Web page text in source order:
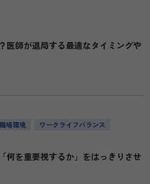
医師が退局する最適なタイミングや
職場環境
ワークライフバランス
何を重要視するか」をはっきりさせ